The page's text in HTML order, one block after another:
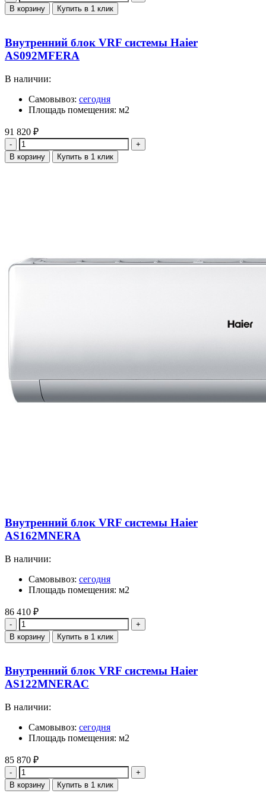
В корзину Купить в 1 клик
Внутренний блок VRF системы Haier
AS092MFERA
В наличии:
Самовывоз: сегодня
Площадь помещения: м2
91 820 ₽
Количество
В корзину Купить в 1 клик
Внутренний блок VRF системы Haier
AS162MNERA
В наличии:
Самовывоз: сегодня
Площадь помещения: м2
86 410 ₽
Количество
В корзину Купить в 1 клик
Внутренний блок VRF системы Haier
AS122MNERAC
В наличии:
Самовывоз: сегодня
Площадь помещения: м2
85 870 ₽
Количество
В корзину Купить в 1 клик